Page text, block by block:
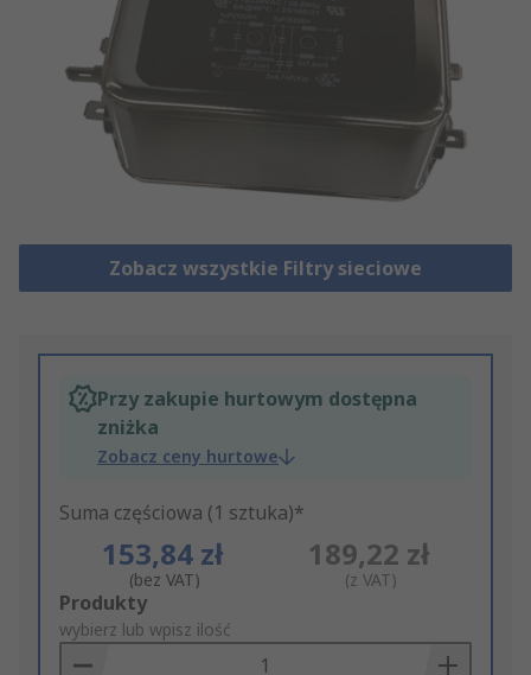
Zobacz wszystkie Filtry sieciowe
Przy zakupie hurtowym dostępna
zniżka
Zobacz ceny hurtowe
Suma częściowa (1 sztuka)*
153,84 zł
(bez VAT)
189,22 zł
(z VAT)
Add
to
Basket
Produkty
wybierz lub wpisz ilość